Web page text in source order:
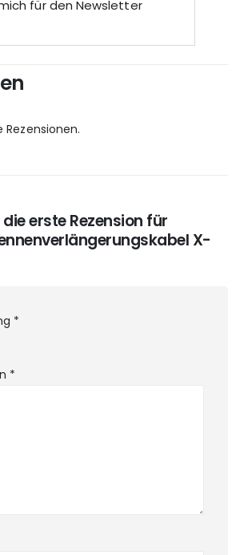
für den Newsletter
Rezensionen.
erste Rezension für
X-
*
*